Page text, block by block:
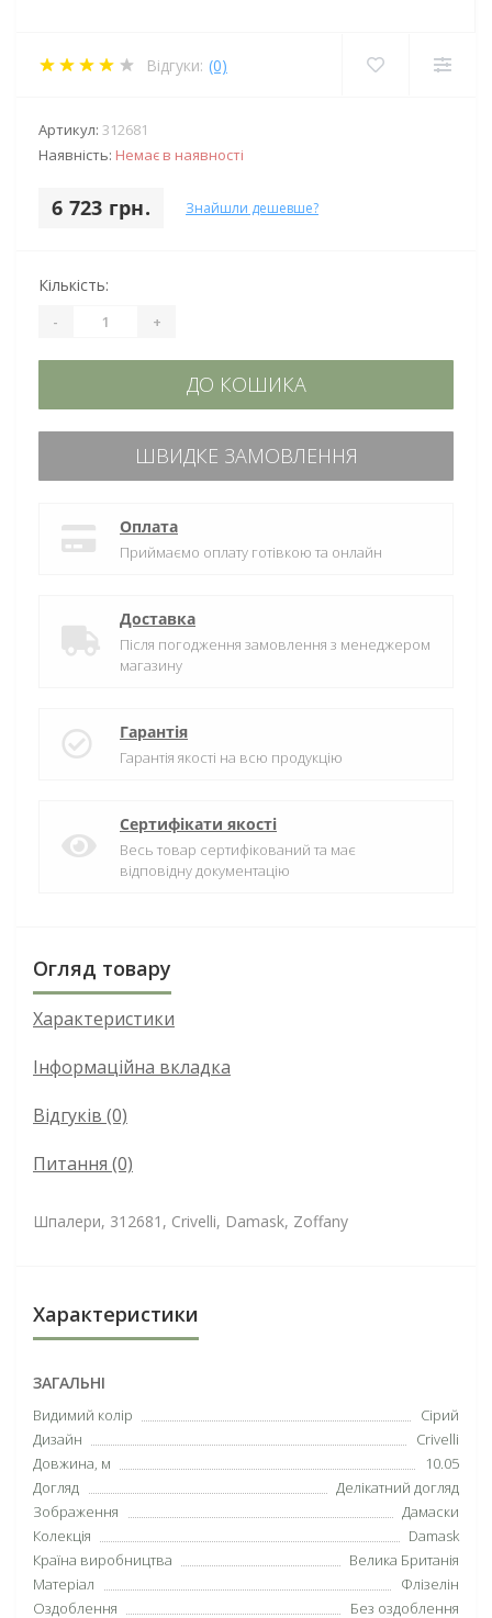
Відгуки: (0)
Артикул: 312681
Наявність: Немає в наявності
6 723 грн. Знайшли дешевше?
Кількість:
- +
ДО КОШИКА
ШВИДКЕ ЗАМОВЛЕННЯ
Оплата
Приймаємо оплату готівкою та онлайн
Доставка
Після погодження замовлення з менеджером
магазину
Гарантія
Гарантія якості на всю продукцію
Сертифікати якості
Весь товар сертифікований та має
відповідну документацію
Огляд товару
Характеристики
Інформаційна вкладка
Відгуків (0)
Питання (0)
Шпалери, 312681, Crivelli, Damask, Zoffany
Характеристики
ЗАГАЛЬНІ
Видимий колір
Сірий
Дизайн
Crivelli
Довжина, м
10.05
Догляд
Делікатний догляд
Зображення
Дамаски
Колекція
Damask
Країна виробництва
Велика Британія
Матеріал
Флізелін
Оздоблення
Без оздоблення